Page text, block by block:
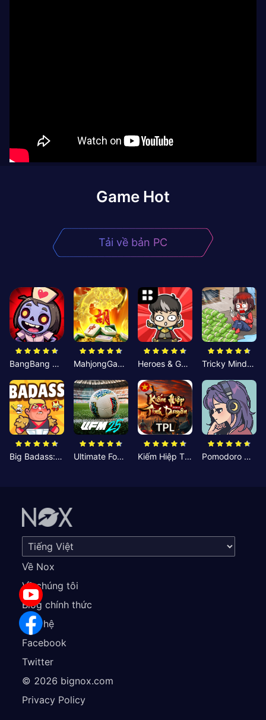
Game Hot
Tải về bản PC
BangBang Zombies:Chiến Shelter MahjongGame Heroes & Gear? Yoink! Tricky Minds: Brainy Puzzle
Big Badass: Game AFK Idle RPG Ultimate Football Manager Kiếm Hiệp Tình Duyên Pomodoro Nhỏ: Giờ Tập Trung
Về Nox
Về chúng tôi
Blog chính thức
Liên hệ
Facebook
Twitter
© 2026 bignox.com
Privacy Policy